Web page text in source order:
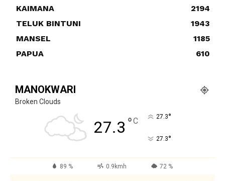
KAIMANA
2194
TELUK BINTUNI
1943
MANSEL
1185
PAPUA
610
MANOKWARI
Broken Clouds
27.3 °C 27.3°
27.3°
89 % 0.9kmh 72 %